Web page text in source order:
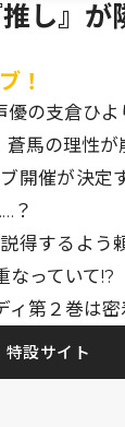
し』が
！
の支倉ひ
馬の理性が
開催が決定
？
得するよ
なっていて!?
第２巻は密
特設サイト